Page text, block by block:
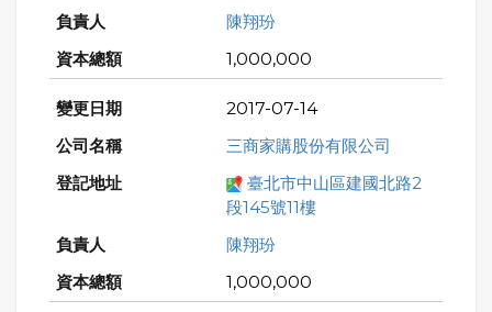
陳翔玢
1,000,000
2017-07-14
三商家購股份有限公司
臺北市中山區建國北路2
段145號11樓
陳翔玢
1,000,000